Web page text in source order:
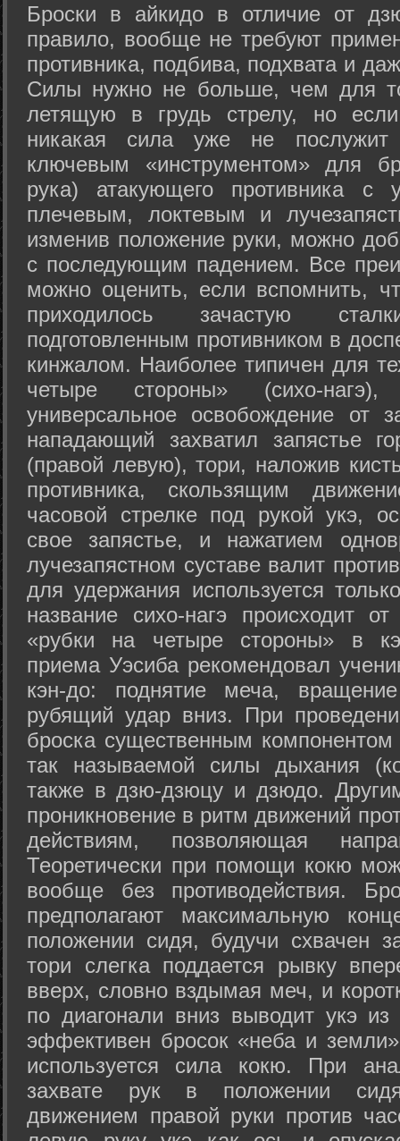
Броски в айкидо в отличие от
правило, вообще не требуют
противника, подбива, подхвата и
Силы нужно не больше, чем для
летящую в грудь стрелу, но
никакая сила уже не
ключевым «инструментом» для
рука) атакующего противника с
плечевым, локтевым и
изменив положение руки, можно
с последующим падением. Все
можно оценить, если вспомнить,
приходилось зачастую
подготовленным противником в
кинжалом. Наиболее типичен для
четыре стороны» (сихо-
универсальное освобождение от
нападающий захватил запястье
(правой левую), тори, наложив
противника, скользящим
часовой стрелке под рукой укэ,
свое запястье, и нажатием
лучезапястном суставе валит
для удержания используется
название сихо-нагэ происходит
«рубки на четыре стороны» в
приема Уэсиба рекомендовал
кэн-до: поднятие меча,
рубящий удар вниз. При
броска существенным компонентом
так называемой силы дыхания
также в дзю-дзюцу и дзюдо.
проникновение в ритм движений
действиям, позволяющая
Теоретически при помощи кокю
вообще без противодействия.
предполагают максимальную
положении сидя, будучи схвачен
тори слегка поддается рывку
вверх, словно вздымая меч, и
по диагонали вниз выводит укэ
эффективен бросок «неба и
используется сила кокю. При
захвате рук в положении
движением правой руки против